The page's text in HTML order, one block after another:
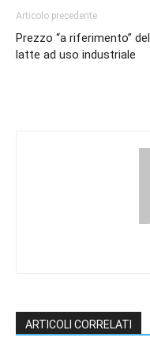
Articolo precedente
Prezzo “a riferimento” del
latte ad uso industriale
ARTICOLI CORRELATI